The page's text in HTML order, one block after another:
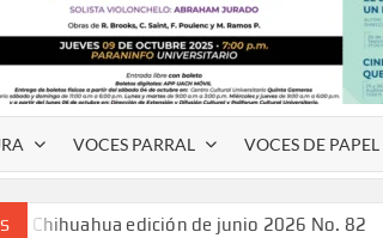
VOCES PARRAL VOCES DE PAPEL
Chihuahua edición de junio 2026 No. 82